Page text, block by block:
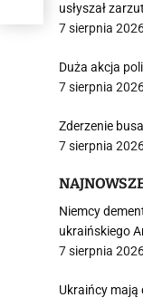
usłyszał
7 sierpnia
Duża akcja
7 sierpnia
Zderzenie
7 sierpnia
Niemcy
ukraińskiego
7 sierpnia
Ukraińcy mają